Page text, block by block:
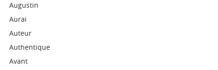
Augustin
Aurai
Auteur
Authentique
Avant